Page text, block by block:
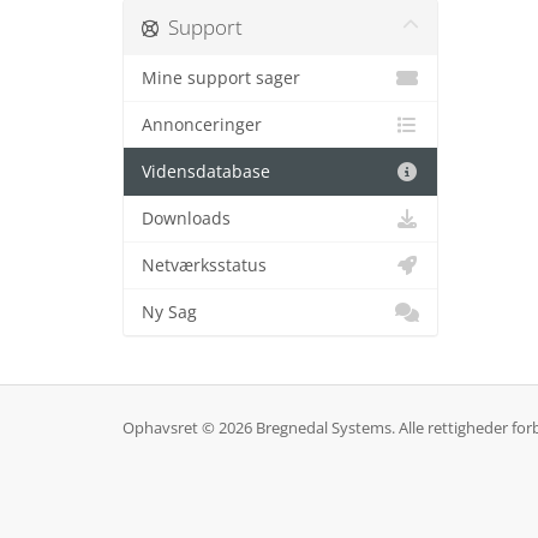
Support
Mine support sager
Annonceringer
Vidensdatabase
Downloads
Netværksstatus
Ny Sag
Ophavsret © 2026 Bregnedal Systems. Alle rettigheder